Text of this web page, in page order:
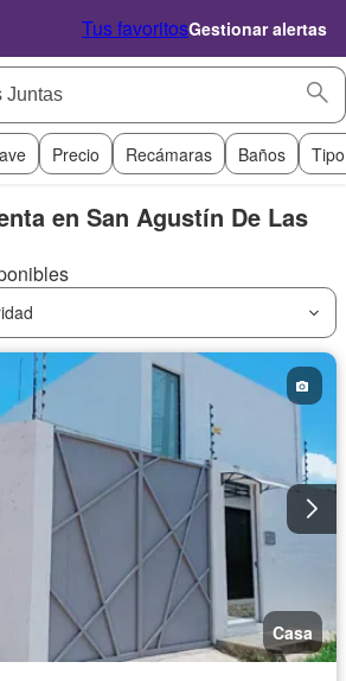
Tus favoritosGestionar alertas
Precio Recámaras Baños
en San Agustín De Las
Casa